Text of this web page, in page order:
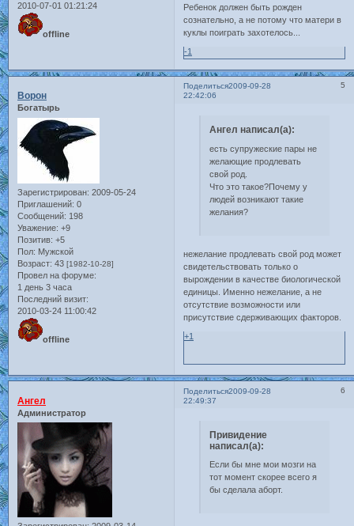
2010-07-01 01:21:24
offline
Ребенок должен быть рожден
сознательно, а не потому что матери в
куклы поиграть захотелось...
-1
Поделиться 5
2009-09-28
22:42:06
Ворон
Богатырь
Зарегистрирован: 2009-05-24
Приглашений: 0
Сообщений: 198
Уважение: +9
Позитив: +5
Пол: Мужской
Возраст: 43 [1982-10-28]
Провел на форуме:
1 день 3 часа
Последний визит:
2010-03-24 11:00:42
offline
Ангел написал(а):
есть супружеские пары не
желающие продлевать
свой род.
Что это такое?Почему у
людей возникают такие
желания?
нежелание продлевать свой род может
свидетельствовать только о
вырождении в качестве биологической
единицы. Именно нежелание, а не
отсутствие возможности или
присутствие сдерживающих факторов.
+1
Поделиться 6
2009-09-28
22:49:37
Ангел
Администратор
Привидение
написал(а):
Если бы мне мои мозги на
тот момент скорее всего я
бы сделала аборт.